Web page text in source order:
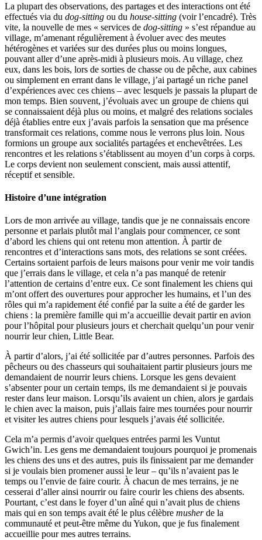
La plupart des observations, des partages et des interactions ont été
effectués via du dog-sitting ou du house-sitting (voir l’encadré). Très
vite, la nouvelle de mes « services de dog-sitting » s’est répandue au
village, m’amenant régulièrement à évoluer avec des meutes
hétérogènes et variées sur des durées plus ou moins longues,
pouvant aller d’une après-midi à plusieurs mois. Au village, chez
eux, dans les bois, lors de sorties de chasse ou de pêche, aux cabines
ou simplement en errant dans le village, j’ai partagé un riche panel
d’expériences avec ces chiens – avec lesquels je passais la plupart de
mon temps. Bien souvent, j’évoluais avec un groupe de chiens qui
se connaissaient déjà plus ou moins, et malgré des relations sociales
déjà établies entre eux j’avais parfois la sensation que ma présence
transformait ces relations, comme nous le verrons plus loin. Nous
formions un groupe aux socialités partagées et enchevêtrées. Les
rencontres et les relations s’établissent au moyen d’un corps à corps.
Le corps devient non seulement conscient, mais aussi attentif,
réceptif et sensible.
Histoire d’une intégration
Lors de mon arrivée au village, tandis que je ne connaissais encore
personne et parlais plutôt mal l’anglais pour commencer, ce sont
d’abord les chiens qui ont retenu mon attention. À partir de
rencontres et d’interactions sans mots, des relations se sont créées.
Certains sortaient parfois de leurs maisons pour venir me voir tandis
que j’errais dans le village, et cela n’a pas manqué de retenir
l’attention de certains d’entre eux. Ce sont finalement les chiens qui
m’ont offert des ouvertures pour approcher les humains, et l’un des
rôles qui m’a rapidement été confié par la suite a été de garder les
chiens : la première famille qui m’a accueillie devait partir en avion
pour l’hôpital pour plusieurs jours et cherchait quelqu’un pour venir
nourrir leur chien, Little Bear.
À partir d’alors, j’ai été sollicitée par d’autres personnes. Parfois des
pêcheurs ou des chasseurs qui souhaitaient partir plusieurs jours me
demandaient de nourrir leurs chiens. Lorsque les gens devaient
s’absenter pour un certain temps, ils me demandaient si je pouvais
rester dans leur maison. Lorsqu’ils avaient un chien, alors je gardais
le chien avec la maison, puis j’allais faire mes tournées pour nourrir
et visiter les autres chiens pour lesquels j’avais été sollicitée.
Cela m’a permis d’avoir quelques entrées parmi les Vuntut
Gwich’in. Les gens me demandaient toujours pourquoi je promenais
les chiens des uns et des autres, puis ils finissaient par me demander
si je voulais bien promener aussi le leur – qu’ils n’avaient pas le
temps ou l’envie de faire courir. À chacun de mes terrains, je ne
cesserai d’aller ainsi nourrir ou faire courir les chiens des absents.
Pourtant, c’est dans le foyer d’un aîné qui n’avait plus de chiens
mais qui en son temps avait été le plus célèbre musherde la
communauté et peut-être même du Yukon, que je fus finalement
accueillie pour mes autres terrains.